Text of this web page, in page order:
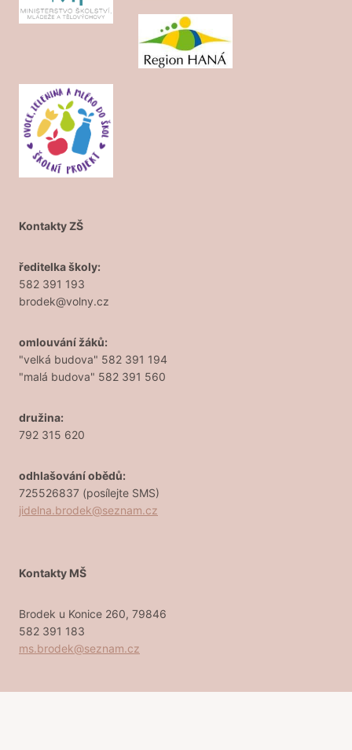
Kontakty ZŠ
ředitelka školy:
582 391 193
brodek@volny.cz
omlouvání žáků:
"velká budova" 582 391 194
"malá budova" 582 391 560
družina:
792 315 620
odhlašování obědů:
725526837 (posílejte SMS)
jidelna.brodek@seznam.cz
Kontakty MŠ
Brodek u Konice 260, 79846
582 391 183
ms.brodek@seznam.cz